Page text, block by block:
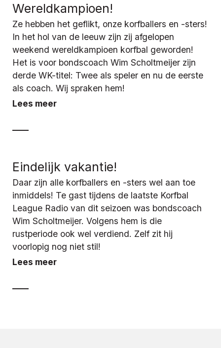
Wereldkampioen!
Ze hebben het geflikt, onze korfballers en -sters!
In het hol van de leeuw zijn zij afgelopen
weekend wereldkampioen korfbal geworden!
Het is voor bondscoach Wim Scholtmeijer zijn
derde WK-titel: Twee als speler en nu de eerste
als coach. Wij spraken hem!
Lees meer
Eindelijk vakantie!
Daar zijn alle korfballers en -sters wel aan toe
inmiddels! Te gast tijdens de laatste Korfbal
League Radio van dit seizoen was bondscoach
Wim Scholtmeijer. Volgens hem is die
rustperiode ook wel verdiend. Zelf zit hij
voorlopig nog niet stil!
Lees meer